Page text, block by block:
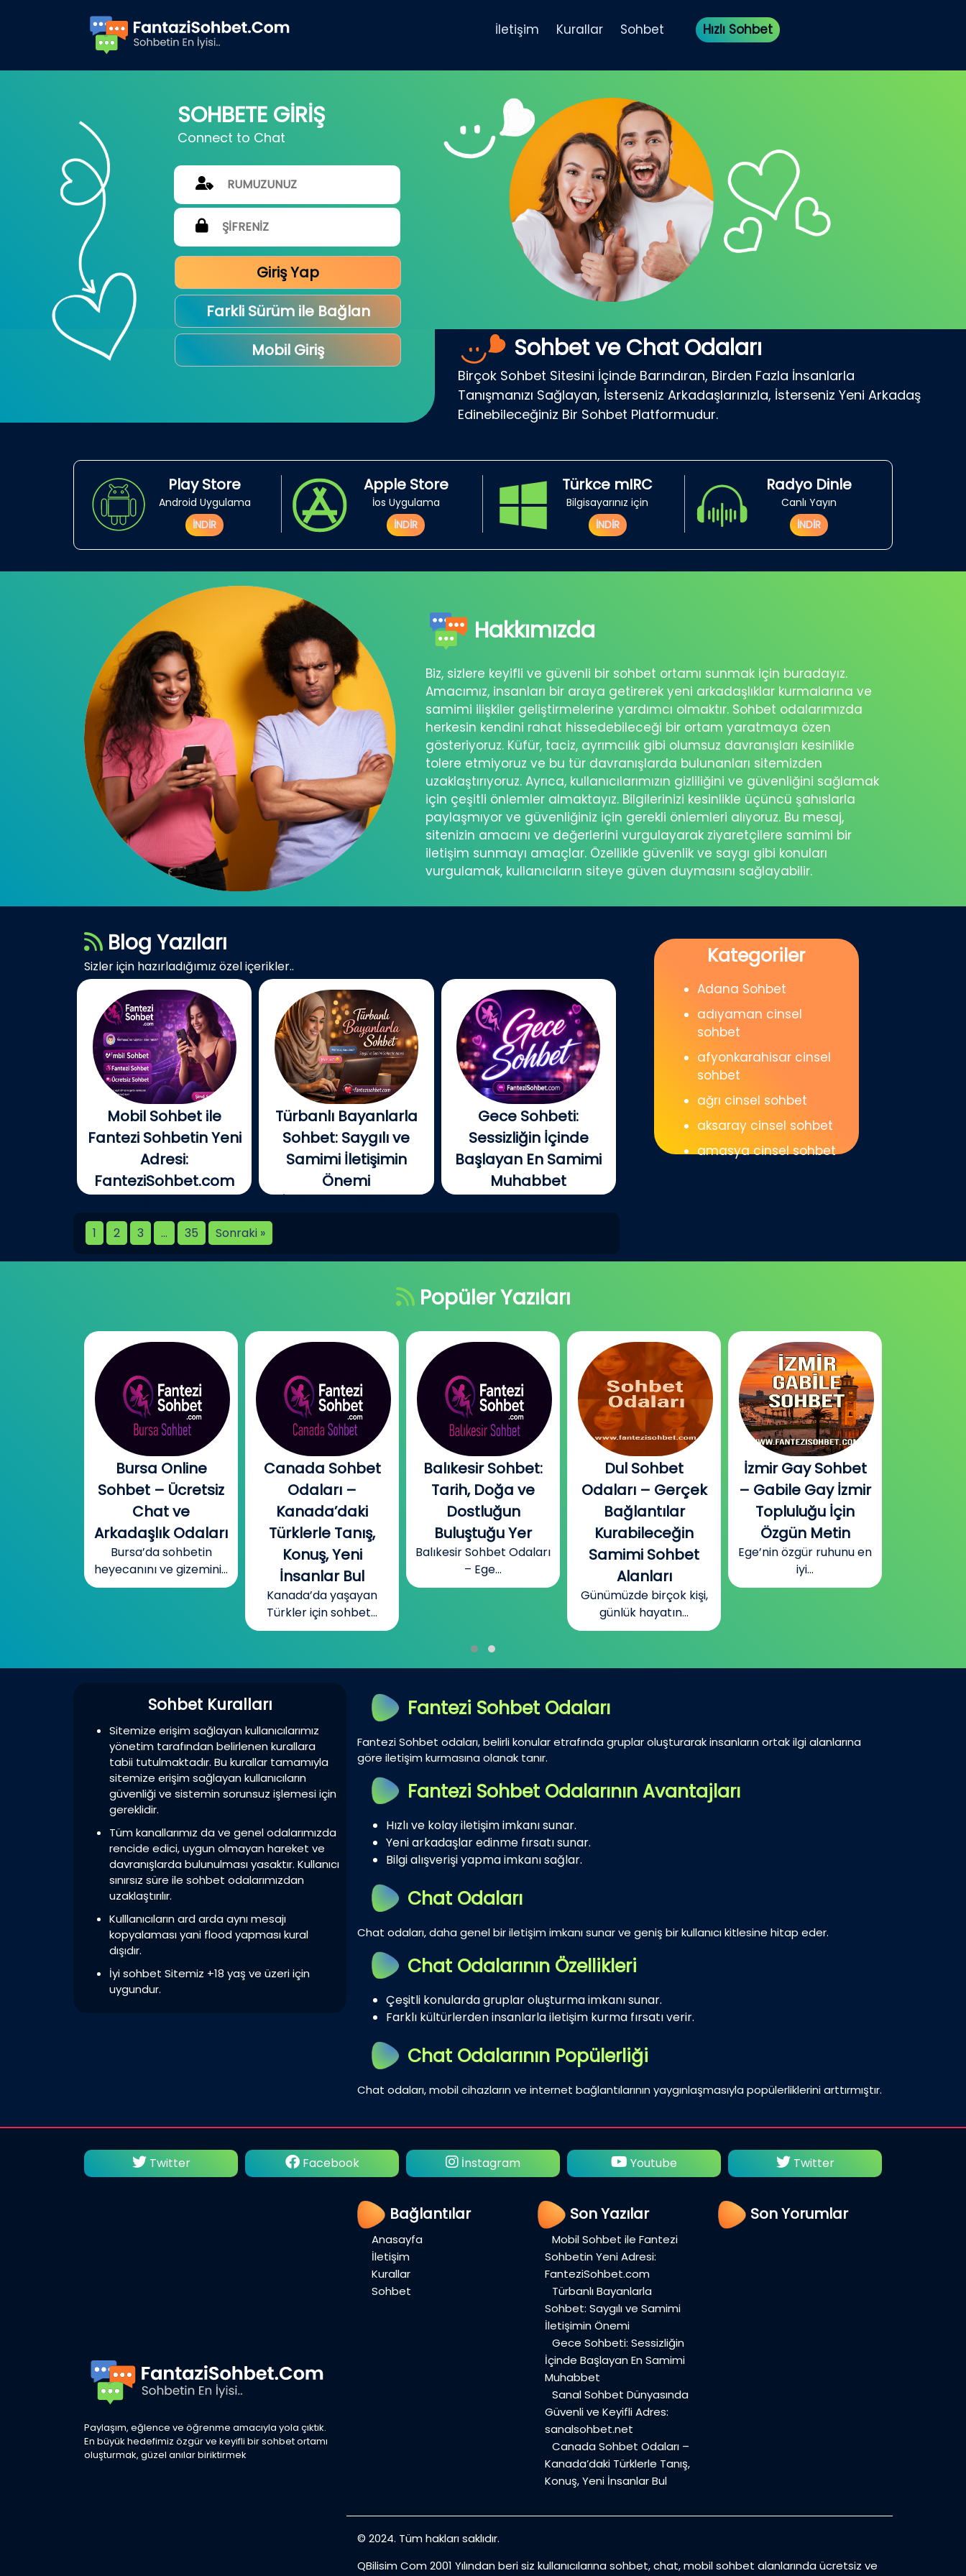
İletişim Kurallar Sohbet Hızlı Sohbet
SOHBETE GİRİŞ
Connect to Chat
Giriş Yap
Farkli Sürüm ile Bağlan
Mobil Giriş
Sohbet ve Chat Odaları
Birçok Sohbet Sitesini İçinde Barındıran, Birden Fazla İnsanlarla
Tanışmanızı Sağlayan, İsterseniz Arkadaşlarınızla, İsterseniz Yeni Arkadaş
Edinebileceğiniz Bir Sohbet Platformudur.
Play Store
Android Uygulama
İNDİR
Apple Store
İos Uygulama
İNDİR
Türkce mIRC
Bilgisayarınız için
İNDİR
Radyo Dinle
Canlı Yayın
İNDİR
Hakkımızda
Biz, sizlere keyifli ve güvenli bir sohbet ortamı sunmak için buradayız.
Amacımız, insanları bir araya getirerek yeni arkadaşlıklar kurmalarına ve
samimi ilişkiler geliştirmelerine yardımcı olmaktır. Sohbet odalarımızda
herkesin kendini rahat hissedebileceği bir ortam yaratmaya özen
gösteriyoruz. Küfür, taciz, ayrımcılık gibi olumsuz davranışları kesinlikle
tolere etmiyoruz ve bu tür davranışlarda bulunanları sitemizden
uzaklaştırıyoruz. Ayrıca, kullanıcılarımızın gizliliğini ve güvenliğini sağlamak
için çeşitli önlemler almaktayız. Bilgilerinizi kesinlikle üçüncü şahıslarla
paylaşmıyor ve güvenliğiniz için gerekli önlemleri alıyoruz. Bu mesaj,
sitenizin amacını ve değerlerini vurgulayarak ziyaretçilere samimi bir
iletişim sunmayı amaçlar. Özellikle güvenlik ve saygı gibi konuları
vurgulamak, kullanıcıların siteye güven duymasını sağlayabilir.
Blog Yazıları
Sizler için hazırladığımız özel içerikler..
Mobil Sohbet ile
Fantezi Sohbetin Yeni
Adresi:
FanteziSohbet.com
Açık konuşayım, artık çoğu
kişi...
Türbanlı Bayanlarla
Sohbet: Saygılı ve
Samimi İletişimin
Önemi
İnternetin gelişmesiyle
Gece Sohbeti:
Sessizliğin İçinde
Başlayan En Samimi
Muhabbet
Gecenin ilerleyen
1
2 3 … 35 Sonraki »
Kategoriler
Adana Sohbet
adıyaman cinsel
sohbet
afyonkarahisar cinsel
sohbet
ağrı cinsel sohbet
aksaray cinsel sohbet
amasya cinsel sohbet
Popüler Yazıları
Bursa Online
Sohbet – Ücretsiz
Chat ve
Arkadaşlık Odaları
Bursa’da sohbetin
heyecanını ve gizemini...
Canada Sohbet
Odaları –
Kanada’daki
Türklerle Tanış,
Konuş, Yeni
İnsanlar Bul
Kanada’da yaşayan
Türkler için sohbet...
Balıkesir Sohbet:
Tarih, Doğa ve
Dostluğun
Buluştuğu Yer
Balıkesir Sohbet Odaları
– Ege...
Dul Sohbet
Odaları – Gerçek
Bağlantılar
Kurabileceğin
Samimi Sohbet
Alanları
Günümüzde birçok kişi,
günlük hayatın...
İzmir Gay Sohbet
– Gabile Gay İzmir
Topluluğu İçin
Özgün Metin
Ege’nin özgür ruhunu en
iyi...
Sohbet Kuralları
Sitemize erişim sağlayan kullanıcılarımız
yönetim tarafından belirlenen kurallara
tabii tutulmaktadır. Bu kurallar tamamıyla
sitemize erişim sağlayan kullanıcıların
güvenliği ve sistemin sorunsuz işlemesi için
gereklidir.
Tüm kanallarımız da ve genel odalarımızda
rencide edici, uygun olmayan hareket ve
davranışlarda bulunulması yasaktır. Kullanıcı
sınırsız süre ile sohbet odalarımızdan
uzaklaştırılır.
Kulllanıcıların ard arda aynı mesajı
kopyalaması yani flood yapması kural
dışıdır.
İyi sohbet Sitemiz +18 yaş ve üzeri için
uygundur.
Fantezi Sohbet Odaları
Fantezi Sohbet odaları, belirli konular etrafında gruplar oluşturarak insanların ortak ilgi alanlarına
göre iletişim kurmasına olanak tanır.
Fantezi Sohbet Odalarının Avantajları
Hızlı ve kolay iletişim imkanı sunar.
Yeni arkadaşlar edinme fırsatı sunar.
Bilgi alışverişi yapma imkanı sağlar.
Chat Odaları
Chat odaları, daha genel bir iletişim imkanı sunar ve geniş bir kullanıcı kitlesine hitap eder.
Chat Odalarının Özellikleri
Çeşitli konularda gruplar oluşturma imkanı sunar.
Farklı kültürlerden insanlarla iletişim kurma fırsatı verir.
Chat Odalarının Popülerliği
Chat odaları, mobil cihazların ve internet bağlantılarının yaygınlaşmasıyla popülerliklerini arttırmıştır.
Twitter Facebook İnstagram Youtube Twitter
Paylaşım, eğlence ve öğrenme amacıyla yola çıktık.
En büyük hedefimiz özgür ve keyifli bir sohbet ortamı
oluşturmak, güzel anılar biriktirmek
Bağlantılar
Anasayfa
İletişim
Kurallar
Sohbet
Son Yazılar
Mobil Sohbet ile Fantezi
Sohbetin Yeni Adresi:
FanteziSohbet.com
Türbanlı Bayanlarla
Sohbet: Saygılı ve Samimi
İletişimin Önemi
Gece Sohbeti: Sessizliğin
İçinde Başlayan En Samimi
Muhabbet
Sanal Sohbet Dünyasında
Güvenli ve Keyifli Adres:
sanalsohbet.net
Canada Sohbet Odaları –
Kanada’daki Türklerle Tanış,
Konuş, Yeni İnsanlar Bul
Son Yorumlar
© 2024. Tüm hakları saklıdır.
QBilisim Com 2001 Yılından beri siz kullanıcılarına sohbet, chat, mobil sohbet alanlarında ücretsiz ve